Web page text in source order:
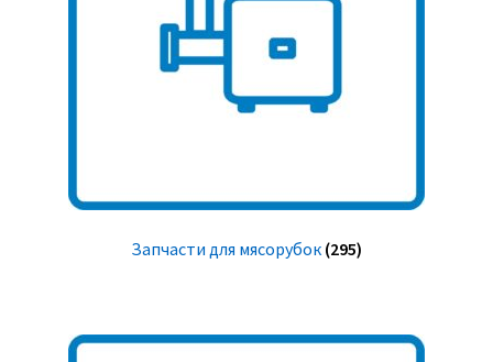
Запчасти для мясорубок (295)